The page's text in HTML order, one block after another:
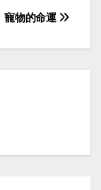
寵物的命運